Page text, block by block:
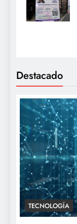
Destacado
TECNOLOGÍA